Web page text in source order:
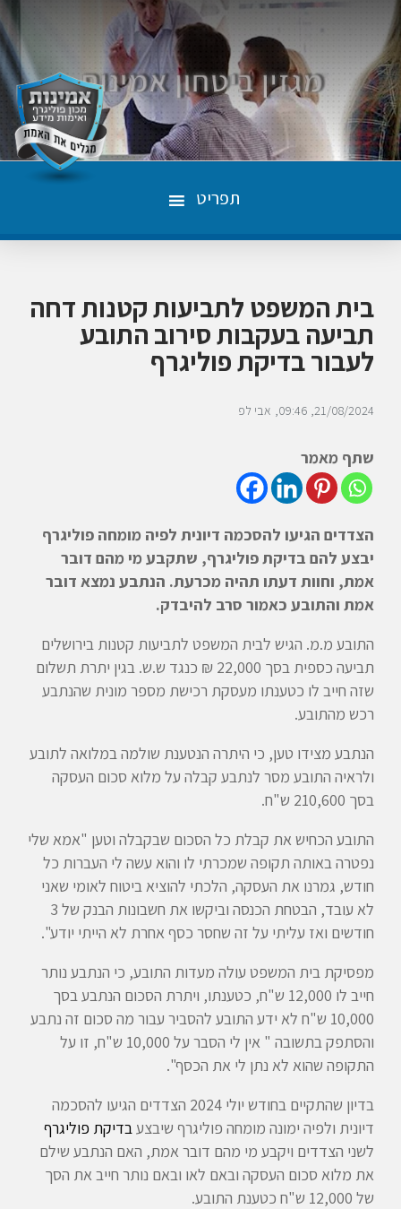
תפריט
בית המשפט לתביעות קטנות דחה
תביעה בעקבות סירוב התובע
לעבור בדיקת פוליגרף
21/08/2024
09:46 אבי לפ
שתף מאמר
הצדדים הגיעו להסכמה דיונית לפיה מומחה פוליגרף
יבצע להם בדיקת פוליגרף, שתקבע מי מהם דובר
אמת, וחוות דעתו תהיה מכרעת. הנתבע נמצא דובר
אמת והתובע כאמור סרב להיבדק.
התובע מ.מ. הגיש לבית המשפט לתביעות קטנות בירושלים
תביעה כספית בסך 22,000 ₪ כנגד ש.ש. בגין יתרת תשלום
שזה חייב לו כטענתו מעסקת רכישת מספר מונית שהנתבע
רכש מהתובע.
הנתבע מצידו טען, כי היתרה הנטענת שולמה במלואה לתובע
ולראיה התובע מסר לנתבע קבלה על מלוא סכום העסקה
בסך 210,600 ש"ח.
התובע הכחיש את קבלת כל הסכום שבקבלה וטען "אמא שלי
נפטרה באותה תקופה שמכרתי לו והוא עשה לי העברות כל
חודש, גמרנו את העסקה, הלכתי להוציא ביטוח לאומי שאני
לא עובד, הבטחת הכנסה וביקשו את חשבונות הבנק של 3
חודשים ואז עליתי על זה שחסר כסף אחרת לא הייתי יודע".
מפסיקת בית המשפט עולה מעדות התובע, כי הנתבע נותר
חייב לו 12,000 ש"ח, כטענתו, ויתרת הסכום הנתבע בסך
10,000 ש"ח לא ידע התובע להסביר עבור מה סכום זה נתבע
והסתפק בתשובה " אין לי הסבר על 10,000 ש"ח, זו על
התקופה שהוא לא נתן לי את הכסף".
בדיון שהתקיים בחודש יולי 2024 הצדדים הגיעו להסכמה
דיונית ולפיה ימונה מומחה פוליגרף שיבצעבדיקת פוליגרף
לשני הצדדים ויקבע מי מהם דובר אמת, האם הנתבע שילם
את מלוא סכום העסקה ובאם לאו ובאם נותר חייב את הסך
של 12,000 ש"ח כטענת התובע.